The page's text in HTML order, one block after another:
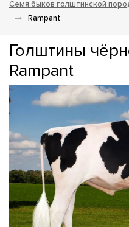
Семя быков голштинской
Rampant
Голштины
Rampant